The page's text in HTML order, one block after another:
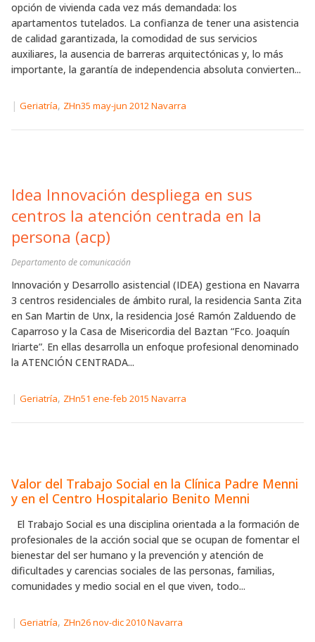
opción de vivienda cada vez más demandada: los
apartamentos tutelados. La confianza de tener una asistencia
de calidad garantizada, la comodidad de sus servicios
auxiliares, la ausencia de barreras arquitectónicas y, lo más
importante, la garantía de independencia absoluta convierten...
| Geriatría, ZHn35 may-jun 2012 Navarra
Idea Innovación despliega en sus
centros la atención centrada en la
persona (acp)
Departamento de comunicación
Innovación y Desarrollo asistencial (IDEA) gestiona en Navarra
3 centros residenciales de ámbito rural, la residencia Santa Zita
en San Martin de Unx, la residencia José Ramón Zalduendo de
Caparroso y la Casa de Misericordia del Baztan “Fco. Joaquín
Iriarte”. En ellas desarrolla un enfoque profesional denominado
la ATENCIÓN CENTRADA...
| Geriatría, ZHn51 ene-feb 2015 Navarra
Valor del Trabajo Social en la Clínica Padre Menni
y en el Centro Hospitalario Benito Menni
El Trabajo Social es una disciplina orientada a la formación de
profesionales de la acción social que se ocupan de fomentar el
bienestar del ser humano y la prevención y atención de
dificultades y carencias sociales de las personas, familias,
comunidades y medio social en el que viven, todo...
| Geriatría, ZHn26 nov-dic 2010 Navarra